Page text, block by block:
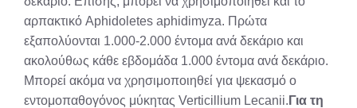
αρπακτικό Aphidoletes aphidimyza. Πρώτα
εξαπολύονται 1.000-2.000 έντομα ανά δεκάριο και
ακολούθως κάθε εβδομάδα 1.000 έντομα ανά δεκάριο.
Μπορεί ακόμα να χρησιμοποιηθεί για ψεκασμό ο
εντομοπαθογόνος μύκητας Verticillium Lecanii. Για τη